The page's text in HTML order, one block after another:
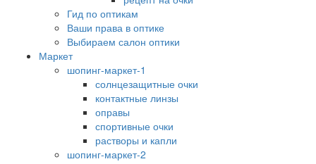
Гид по оптикам
Ваши права в оптике
Выбираем салон оптики
Маркет
шопинг-маркет-1
солнцезащитные очки
контактные линзы
оправы
спортивные очки
растворы и капли
шопинг-маркет-2